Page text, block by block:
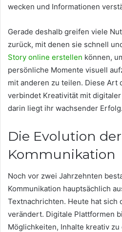
wecken und Informationen
Gerade deshalb greifen viele
zurück, mit denen sie schnell
Story online erstellen können,
persönliche Momente visuell
mit anderen zu teilen. Diese Art
verbindet Kreativität mit
darin liegt ihr wachsender Erfolg.
Die Evolution
Kommunikation
Noch vor zwei Jahrzehnten
Kommunikation hauptsächlich
Textnachrichten. Heute hat sich
verändert. Digitale Plattformen
Möglichkeiten, Inhalte kreativ zu